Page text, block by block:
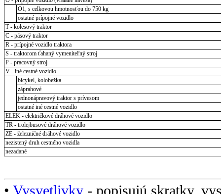
O1, s celkovou hmotnosťou do 750 kg
ostatné prípojné vozidlo
T - kolesový traktor
C - pásový traktor
R - prípojné vozidlo traktora
S - traktorom ťahaný vymeniteľný stroj
P - pracovný stroj
V - iné cestné vozidlo
bicykel, kolobežka
záprahové
jednonápravový traktor s prívesom
ostatné iné cestné vozidlo
ELEK - električkové dráhové vozidlo
TR - trolejbusové dráhové vozidlo
ZE - železničné dráhové vozidlo
nezistený druh cestného vozidla
nezadané
• Vysvetlivky - popisujú skratky,